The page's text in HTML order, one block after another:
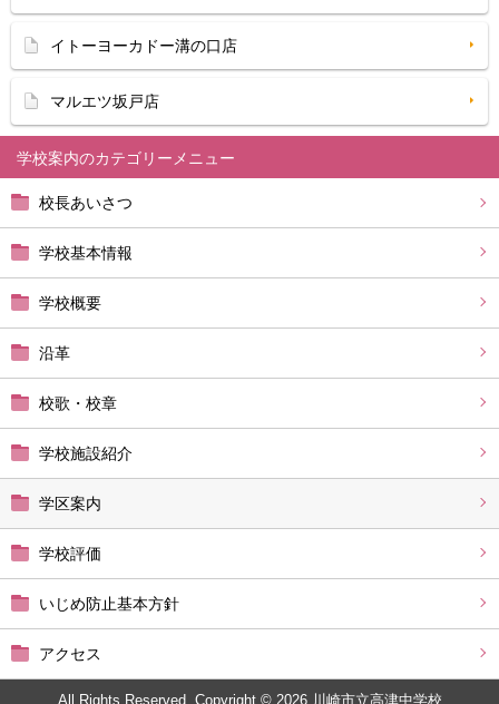
学校案内
校長あいさつ
学校基本情報
学校概要
沿革
校歌・校章
学校施設紹介
学区案内
学校評価
いじめ防止基本方針
アクセス
イトーヨーカドー溝の口店
マルエツ坂戸店
All Rights Reserved. Copyright © 2026 川崎市立高津中学校